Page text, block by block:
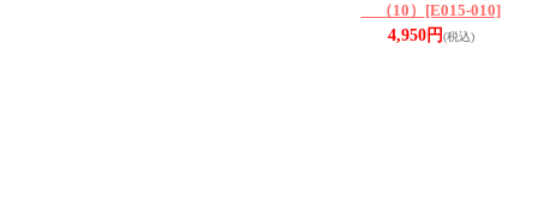
（10） [E015-010]
4,950円(税込)